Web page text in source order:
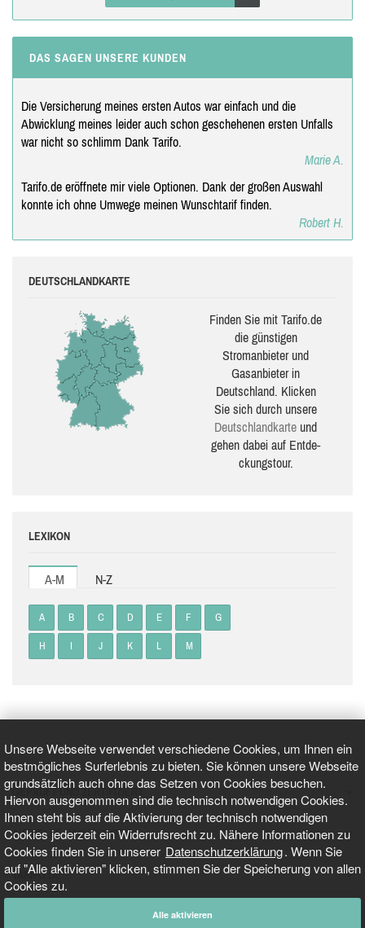
Unsere Webseite verwendet verschiedene Cookies, um Ihnen ein
bestmögliches Surferlebnis zu bieten. Sie können unsere Webseite
grundsätzlich auch ohne das Setzen von Cookies besuchen.
Hiervon ausgenommen sind die technisch notwendigen Cookies.
Ihnen steht bis auf die Aktivierung der technisch notwendigen
Cookies jederzeit ein Widerrufsrecht zu. Nähere Informationen zu
Cookies finden Sie in unserer Datenschutzerklärung. Wenn Sie
auf "Alle aktivieren" klicken, stimmen Sie der Speicherung von allen
Cookies zu.
Alle aktivieren
DAS SAGEN UNSERE KUNDEN
Die Versicherung meines ersten Autos war einfach und die
Abwicklung meines leider auch schon geschehenen ersten Unfalls
war nicht so schlimm Dank Tarifo.
Marie A.
Tarifo.de eröffnete mir viele Optionen. Dank der großen Auswahl
konnte ich ohne Umwege meinen Wunschtarif finden.
Robert H.
DEUTSCHLANDKARTE
Finden Sie mit Tarifo.de
die güns­ti­gen
Stromanbieter und
Gasanbieter in
Deutschland. Klicken
Sie sich durch unsere
Deutsch­land­karte und
gehen dabei auf Ent­de­
ckungs­tour.
LEXIKON
A-M N-Z
A B C D E F G
H I J K L M
GEPRÜFT UND ZERTIFIZIERT
AKTUELLE NACHRICHTEN
TARIFO.DE